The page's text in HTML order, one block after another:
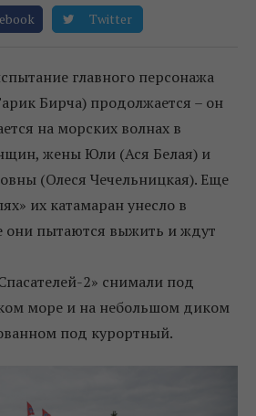
Twitter
главного персонажа
Бирча) продолжается – он
на морских волнах в
жены Юли (Ася Белая) и
(Олеся Чечельницкая). Еще
их катамаран унесло в
они пытаются выжить и ждут
2» снимали под
море и на небольшом диком
под курортный.